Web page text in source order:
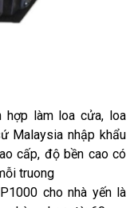
hợp làm loa cửa, loa
Malaysia nhập khẩu
cấp, độ bền cao có
truong
cho nhà yến là